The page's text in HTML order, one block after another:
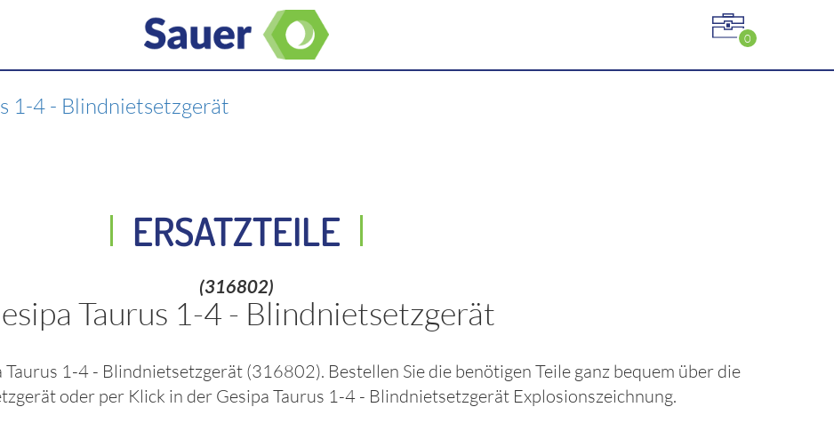
0
1-4 - Blindnietsetzgerät
ERSATZTEILE
(316802)
Taurus 1-4 - Blindnietsetzgerät
Taurus 1-4 - Blindnietsetzgerät (316802). Bestellen Sie die benötigen Teile ganz bequem über die
oder per Klick in der Gesipa Taurus 1-4 - Blindnietsetzgerät Explosionszeichnung.